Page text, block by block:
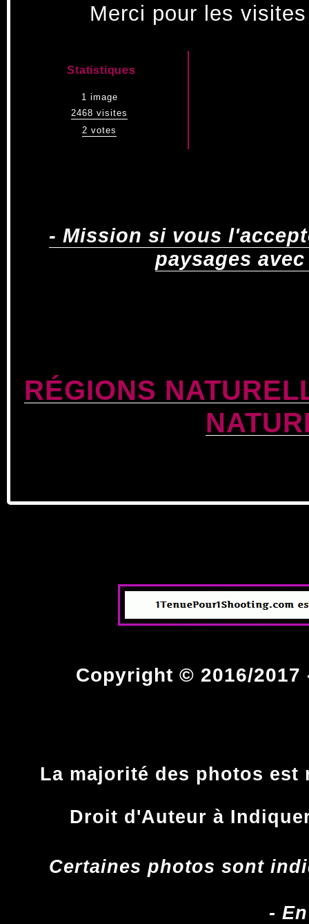
Merci pour les
Statistiques
1 image
2468 visites
2 votes
- Mission si vous
paysages
RÉGIONS
Copyright © 2016/2017
La majorité des photos
Droit d'Auteur à
Certaines photos sont
-